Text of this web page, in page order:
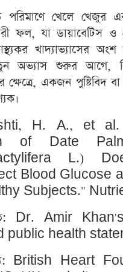
পরিমাণে খেলে খেজুর
ফল, যা ডায়াবেটিস ও
খাদ্যাভ্যাসের
অভ্যাস শুরুর আগে,
ক্ষেত্রে, একজন পুষ্টিবিদ
H. A., et
of Date
L.)
Blood Glucose
Subjects."
Dr. Amir
public health
তথ্য: British Heart